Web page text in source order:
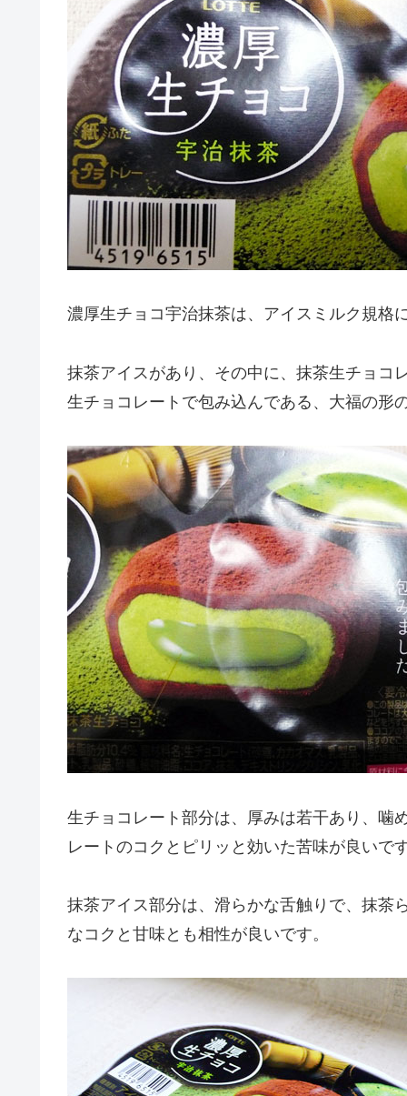
濃厚生チョコ宇治抹茶は、アイスミルク規格
抹茶アイスがあり、その中に、抹茶生チョコ
生チョコレートで包み込んである、大福の形
生チョコレート部分は、厚みは若干あり、噛
レートのコクとピリッと効いた苦味が良いで
抹茶アイス部分は、滑らかな舌触りで、抹茶
なコクと甘味とも相性が良いです。